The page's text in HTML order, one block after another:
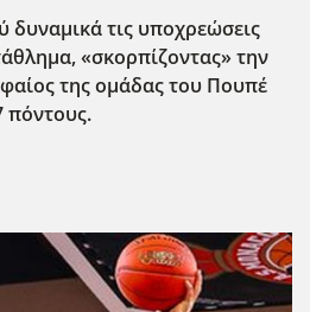
δυναμικά τις υποχρεώσεις
«σκορπίζοντας» την
της ομάδας του Πουπέ
πόντους.